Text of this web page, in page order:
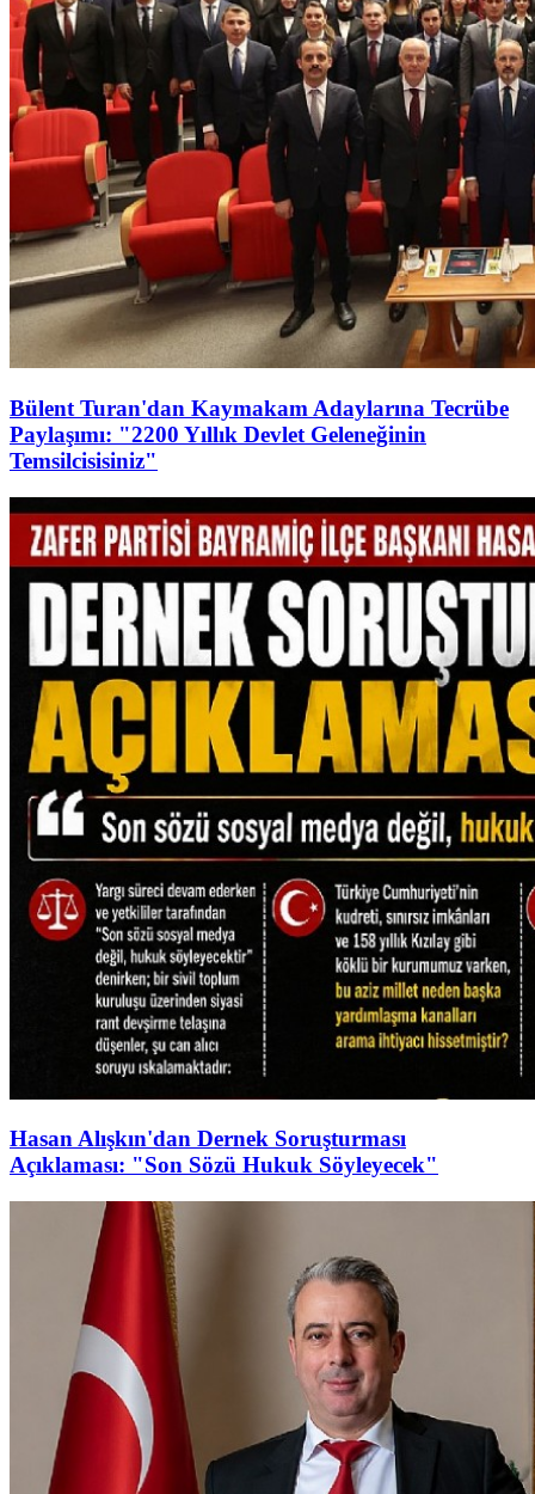
Bülent Turan'dan Kaymakam Adaylarına Tecrübe
Paylaşımı: "2200 Yıllık Devlet Geleneğinin
Temsilcisisiniz"
Hasan Alışkın'dan Dernek Soruşturması
Açıklaması: "Son Sözü Hukuk Söyleyecek"